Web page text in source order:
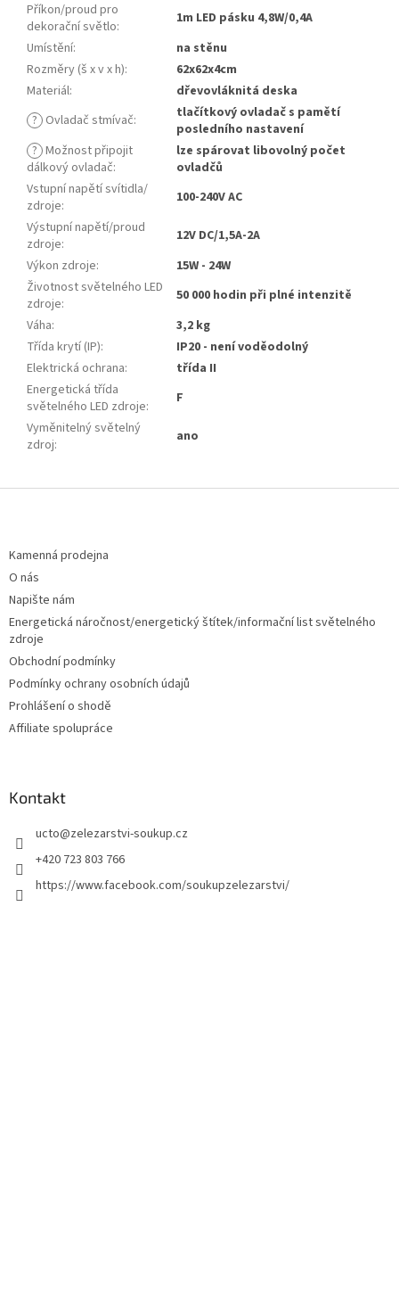
Příkon/proud pro
dekorační světlo:
1m LED pásku 4,8W/0,4A
Umístění:
na stěnu
Rozměry (š x v x h):
62x62x4cm
Materiál:
dřevovláknitá deska
? Ovladač stmívač:
tlačítkový ovladač s pamětí
posledního nastavení
? Možnost připojit
dálkový ovladač:
lze spárovat libovolný počet
ovladčů
Vstupní napětí svítidla/
zdroje:
100-240V AC
Výstupní napětí/proud
zdroje:
12V DC/1,5A-2A
Výkon zdroje:
15W - 24W
Životnost světelného LED
zdroje:
50 000 hodin při plné intenzitě
Váha:
3,2 kg
Třída krytí (IP):
IP20 - není voděodolný
Elektrická ochrana:
třída II
Energetická třída
světelného LED zdroje:
F
Vyměnitelný světelný
zdroj: ano
Kamenná prodejna
O nás
Napište nám
Energetická náročnost/energetický štítek/informační list světelného
zdroje
Obchodní podmínky
Podmínky ochrany osobních údajů
Prohlášení o shodě
Affiliate spolupráce
Kontakt
ucto@zelezarstvi-soukup.cz
+420 723 803 766
https://www.facebook.com/soukupzelezarstvi/